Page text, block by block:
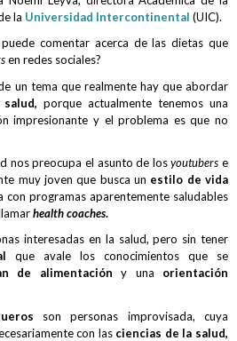
la Universidad Intercontinental (UIC).
comentar acerca de las dietas que
en redes sociales?
un tema que realmente hay que abordar
porque actualmente tenemos una
impresionante y el problema es que no
nos preocupa el asunto de losyoutubers e
muy joven que busca un estilo de vida
con programas aparentemente saludables
health coaches.
interesadas en la salud, pero sin tener
que avale los conocimientos que se
de alimentación y una orientación
son personas improvisada, cuya
con las ciencias de la salud,